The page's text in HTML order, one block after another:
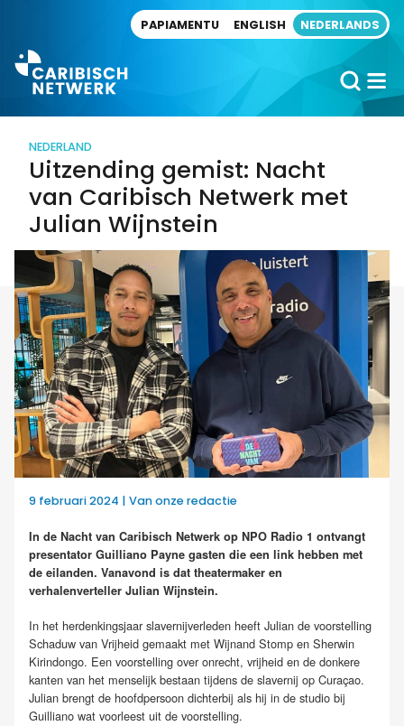
PAPIAMENTU ENGLISH NEDERLANDS
NEDERLAND
Uitzending gemist: Nacht
van Caribisch Netwerk met
Julian Wijnstein
9 februari 2024 | Van onze redactie
In de Nacht van Caribisch Netwerk op NPO Radio 1 ontvangt
presentator Guilliano Payne gasten die een link hebben met
de eilanden. Vanavond is dat theatermaker en
verhalenverteller Julian Wijnstein.
In het herdenkingsjaar slavernijverleden heeft Julian de voorstelling
Schaduw van Vrijheid gemaakt met Wijnand Stomp en Sherwin
Kirindongo. Een voorstelling over onrecht, vrijheid en de donkere
kanten van het menselijk bestaan tijdens de slavernij op Curaçao.
Julian brengt de hoofdpersoon dichterbij als hij in de studio bij
Guilliano wat voorleest uit de voorstelling.